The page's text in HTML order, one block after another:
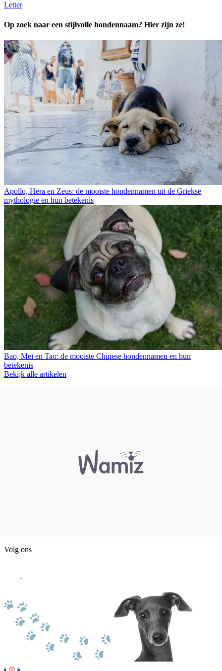
Letter
Op zoek naar een stijlvolle hondennaam? Hier zijn ze!
Apollo, Hera en Zeus: de mooiste hondennamen uit de Griekse
mythologie en hun betekenis
Bao, Mei en Tao: de mooiste Chinese hondennamen en hun
betekenis
Bekijk alle artikelen
Volg ons